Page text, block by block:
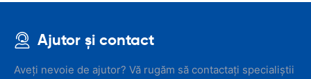
Ajutor și contact
Aveți nevoie de ajutor? Vă rugăm să contactați specialiștii